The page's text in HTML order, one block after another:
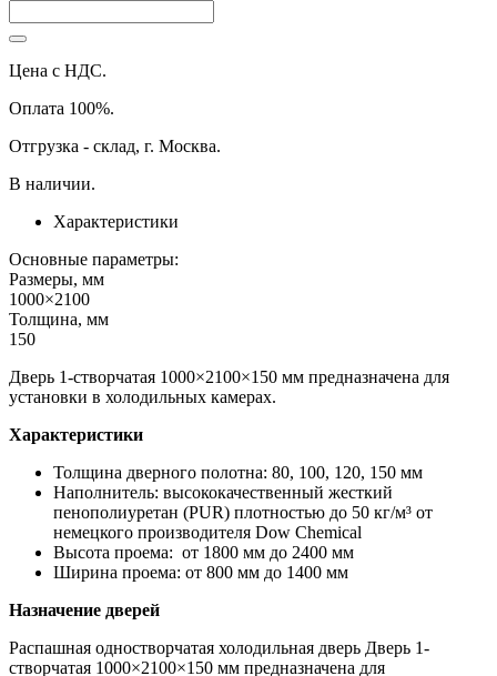
Цена с НДС.
Оплата 100%.
Отгрузка - склад, г. Москва.
В наличии.
Характеристики
Основные параметры:
Размеры, мм
1000×2100
Толщина, мм
150
Дверь 1-створчатая 1000×2100×150 мм предназначена для
установки в холодильных камерах.
Характеристики
Толщина дверного полотна: 80, 100, 120, 150 мм
Наполнитель: высококачественный жесткий
пенополиуретан (PUR) плотностью до 50 кг/м³ от
немецкого производителя Dow Chemiсal
Высота проема: от 1800 мм до 2400 мм
Ширина проема: от 800 мм до 1400 мм
Назначение дверей
Распашная одностворчатая холодильная дверь Дверь 1-
створчатая 1000×2100×150 мм предназначена для